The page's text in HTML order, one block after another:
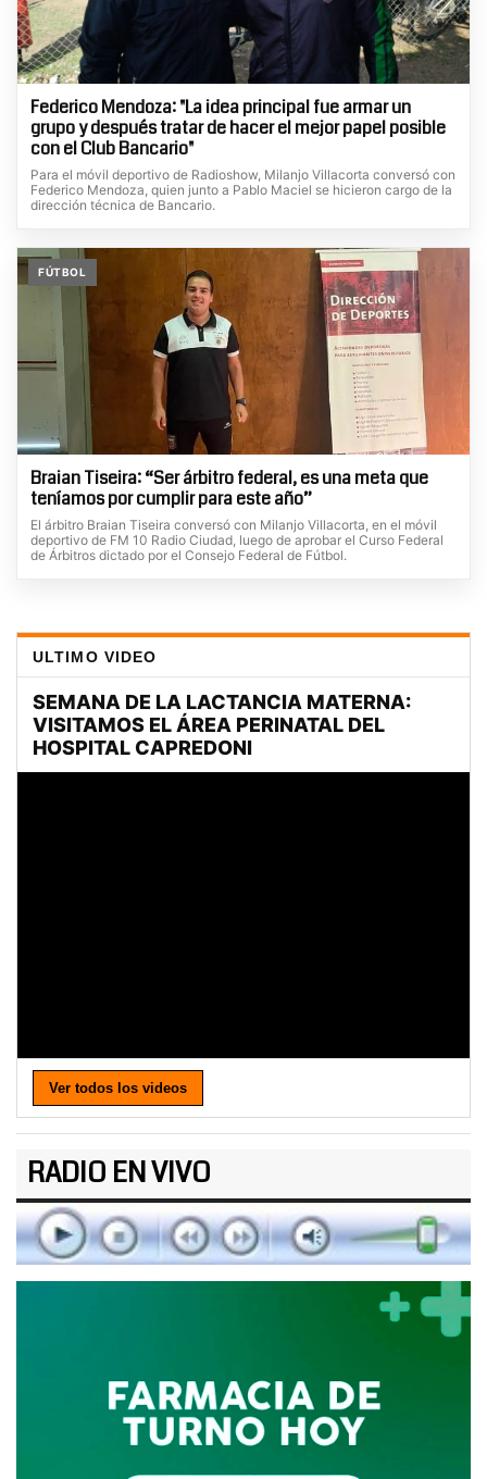
Federico Mendoza: "La idea principal fue armar un
grupo y después tratar de hacer el mejor papel posible
con el Club Bancario"
Para el móvil deportivo de Radioshow, Milanjo Villacorta conversó con
Federico Mendoza, quien junto a Pablo Maciel se hicieron cargo de la
dirección técnica de Bancario.
FÚTBOL
Braian Tiseira: “Ser árbitro federal, es una meta que
teníamos por cumplir para este año”
El árbitro Braian Tiseira conversó con Milanjo Villacorta, en el móvil
deportivo de FM 10 Radio Ciudad, luego de aprobar el Curso Federal
de Árbitros dictado por el Consejo Federal de Fútbol.
ULTIMO VIDEO
Ver todos los videos
RADIO EN VIVO